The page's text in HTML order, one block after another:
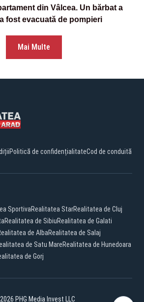
din Vâlcea. Un bărbat a
fost evacuată de pompieri
Mai Multe
Politică de confidențialitateCod de conduită
SportivaRealitatea StarRealitatea de Cluj
Realitatea de SibiuRealitatea de Galati
de AlbaRealitatea de Salaj
de Satu MareRealitatea de Hunedoara
de Gorj
PHG Media Invest LLC